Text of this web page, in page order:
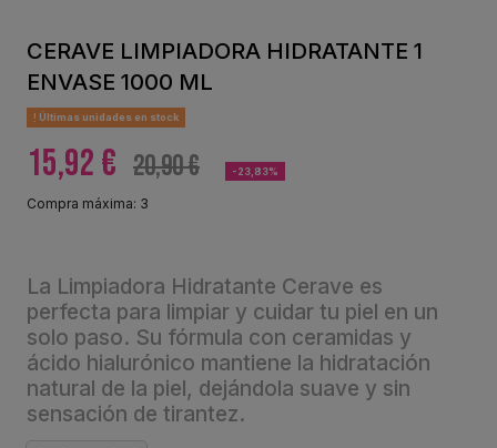
CERAVE LIMPIADORA HIDRATANTE 1
ENVASE 1000 ML
Últimas unidades en stock
15,92 € 20,90 € -23,83%
Compra máxima: 3
La Limpiadora Hidratante Cerave es
perfecta para limpiar y cuidar tu piel en un
solo paso. Su fórmula con ceramidas y
ácido hialurónico mantiene la hidratación
natural de la piel, dejándola suave y sin
sensación de tirantez.